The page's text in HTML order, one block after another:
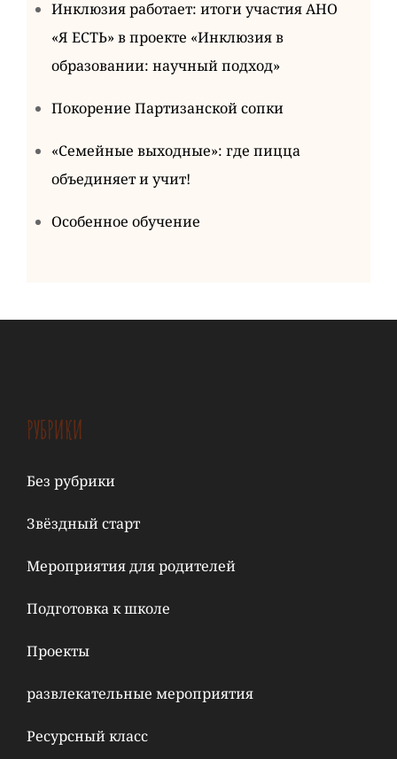
Инклюзия работает: итоги участия АНО
«Я ЕСТЬ» в проекте «Инклюзия в
образовании: научный подход»
Покорение Партизанской сопки
«Семейные выходные»: где пицца
объединяет и учит!
Особенное обучение
РУБРИКИ
Без рубрики
Звёздный старт
Мероприятия для родителей
Подготовка к школе
Проекты
развлекательные мероприятия
Ресурсный класс